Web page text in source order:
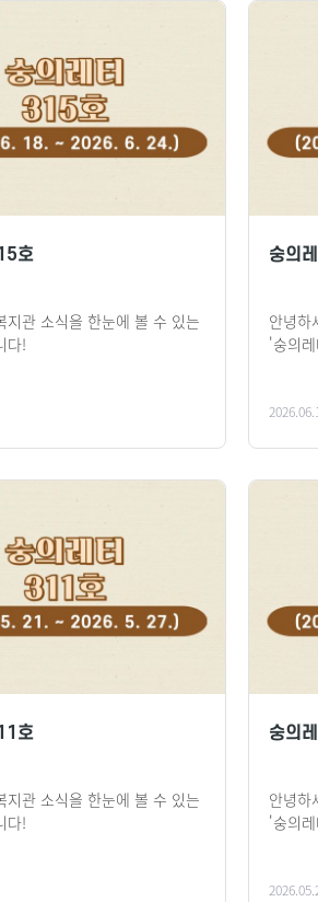
호
지관 소식을 한눈에 볼 수 있는
다!
숭의
안녕하
'숭의
호
지관 소식을 한눈에 볼 수 있는
다!
숭의
안녕하
'숭의